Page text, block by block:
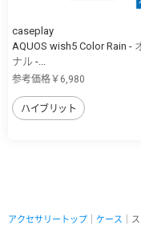
caseplay
AQUOS wish5 Color Rain -
ナル -...
参考価格￥6,980
ハイブリット
アクセサリートップ ケース ｜